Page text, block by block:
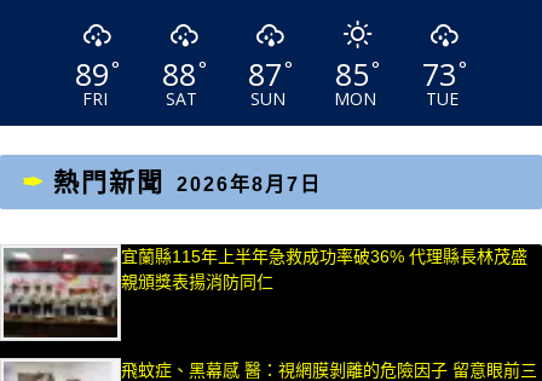
89°
FRI
88°
SAT
87°
SUN
85°
MON
73°
TUE
熱門新聞 2026年8月7日
宜蘭縣115年上半年急救成功率破36% 代理縣長林茂盛
親頒獎表揚消防同仁
飛蚊症、黑幕感 醫：視網膜剝離的危險因子 留意眼前三